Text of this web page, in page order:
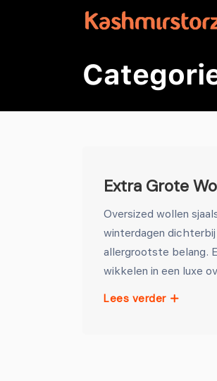
Extra Grote
Oversized wollen
winterdagen
allergrootste belang.
wikkelen in een luxe
Lees verder